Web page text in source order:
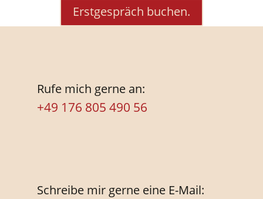
Erst­ge­spräch buchen.
Rufe mich gerne an:
+49 176 805 490 56
Schreibe mir gerne eine E-Mail: